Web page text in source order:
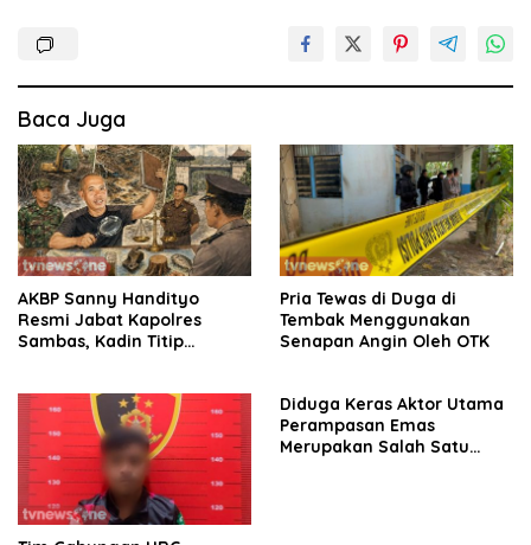
Baca Juga
AKBP Sanny Handityo
Resmi Jabat Kapolres
Sambas, Kadin Titip
Pria Tewas di Duga di
Tembak Menggunakan
Senapan Angin Oleh OTK
Diduga Keras Aktor Utama
Perampasan Emas
Merupakan Salah Satu